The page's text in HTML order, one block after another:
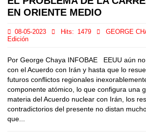
EN ORIENTE MEDIO
08-05-2023 Hits: 1479 GEORGE
Edición
Por George Chaya INFOBAE EEUU aún
con el Acuerdo con Irán y hasta que lo
futuros conflictos regionales
componente atómico, lo que configura una
materia del Acuerdo nuclear con Irán, los
contradictorios del presente no distan
que...